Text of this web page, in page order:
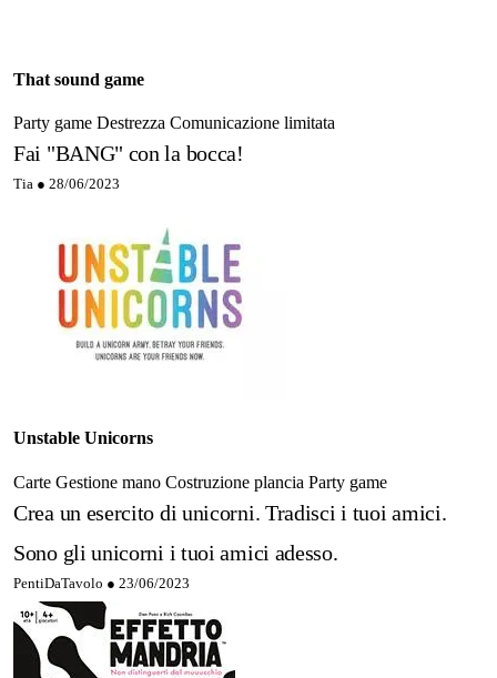
That sound game
Party game Destrezza Comunicazione limitata
Fai "BANG" con la bocca!
Tia ● 28/06/2023
Unstable Unicorns
Carte Gestione mano Costruzione plancia Party game
Crea un esercito di unicorni. Tradisci i tuoi amici.
Sono gli unicorni i tuoi amici adesso.
PentiDaTavolo ● 23/06/2023